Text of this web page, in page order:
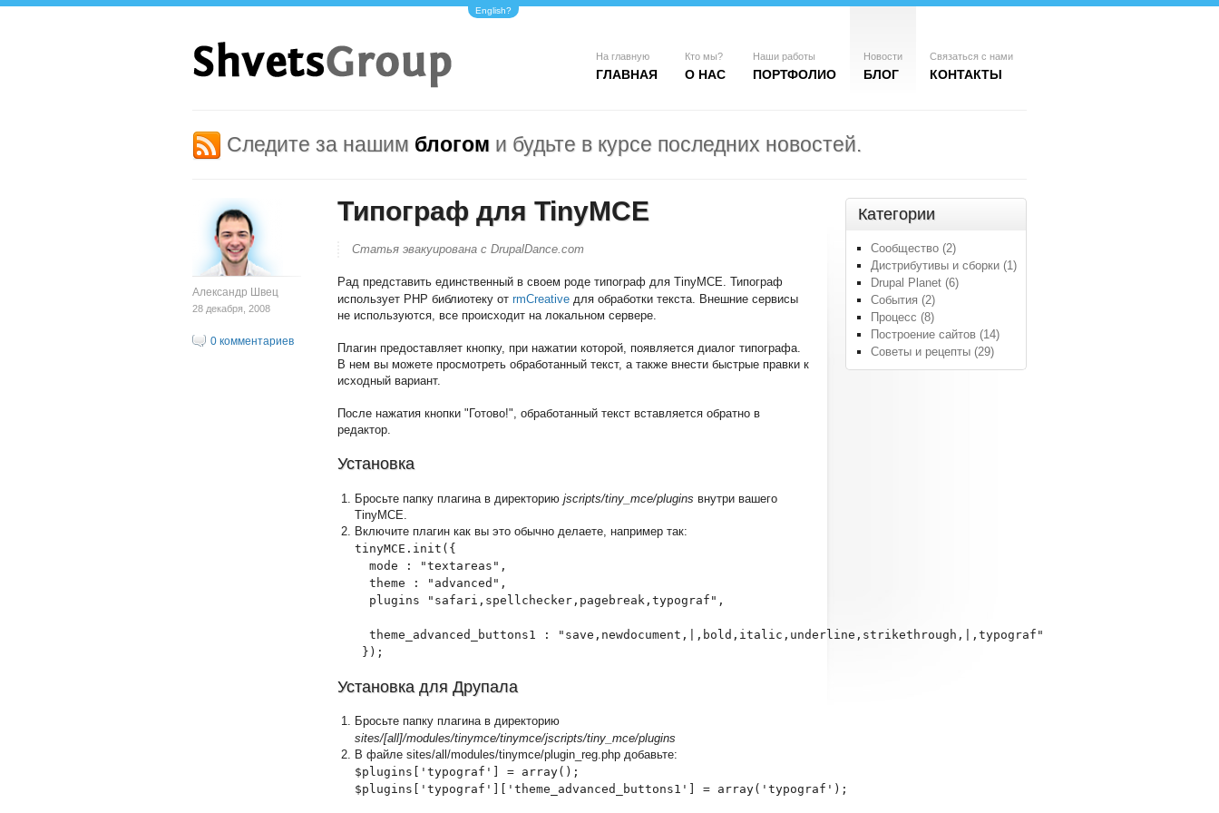
English?
На главную
ГЛАВНАЯ
Кто мы?
О НАС
Наши работы
ПОРТФОЛИО
Новости
БЛОГ
Связаться с нами
КОНТАКТЫ
Следите за нашим блогом и будьте в курсе последних новостей.
Александр Швец
28 декабря, 2008
0 комментариев
Типограф для TinyMCE
Статья эвакуирована с DrupalDance.com
Рад представить единственный в своем роде типограф для TinyMCE. Типограф
использует PHP библиотеку от rmCreative для обработки текста. Внешние сервисы
не используются, все происходит на локальном сервере.
Плагин предоставляет кнопку, при нажатии которой, появляется диалог типографа.
В нем вы можете просмотреть обработанный текст, а также внести быстрые правки к
исходный вариант.
После нажатия кнопки "Готово!", обработанный текст вставляется обратно в
редактор.
Установка
Бросьте папку плагина в директориюjscripts/tiny_mce/plugins внутри вашего
TinyMCE.
Включите плагин как вы это обычно делаете, например так:
tinyMCE.init({
  mode : "textareas",
  theme : "advanced",
  plugins "safari,spellchecker,pagebreak,typograf",
  theme_advanced_buttons1 : "save,newdocument,|,bold,italic,underline,strikethrough,|,typograf"
});
Установка для Друпала
Бросьте папку плагина в директорию
sites/[all]/modules/tinymce/tinymce/jscripts/tiny_mce/plugins
В файле sites/all/modules/tinymce/plugin_reg.php добавьте:
$plugins['typograf'] = array();
$plugins['typograf']['theme_advanced_buttons1'] = array('typograf');
Категории
Сообщество (2)
Дистрибутивы и сборки (1)
Drupal Planet (6)
События (2)
Процесс (8)
Построение сайтов (14)
Советы и рецепты (29)